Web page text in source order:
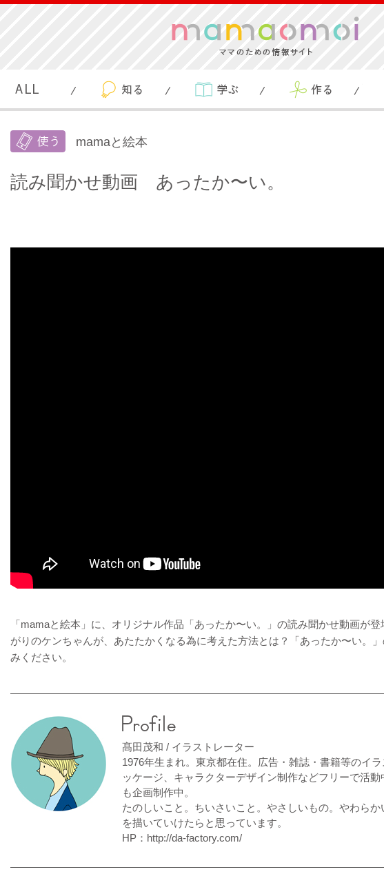
mamaと絵本
読み聞かせ動画 あったか〜い。
「mamaと絵本」に、オリジナル作品「あったか〜い。」の読み聞かせ動画が
がりのケンちゃんが、あたたかくなる為に考えた方法とは？「あったか〜い。
みください。
髙田茂和 / イラストレーター
1976年生まれ。東京都在住。広告・雑誌・書籍等のイ
ッケージ、キャラクターデザイン制作などフリーで活
も企画制作中。
たのしいこと。ちいさいこと。やさしいもの。やわら
を描いていけたらと思っています。
HP： http://da-factory.com/